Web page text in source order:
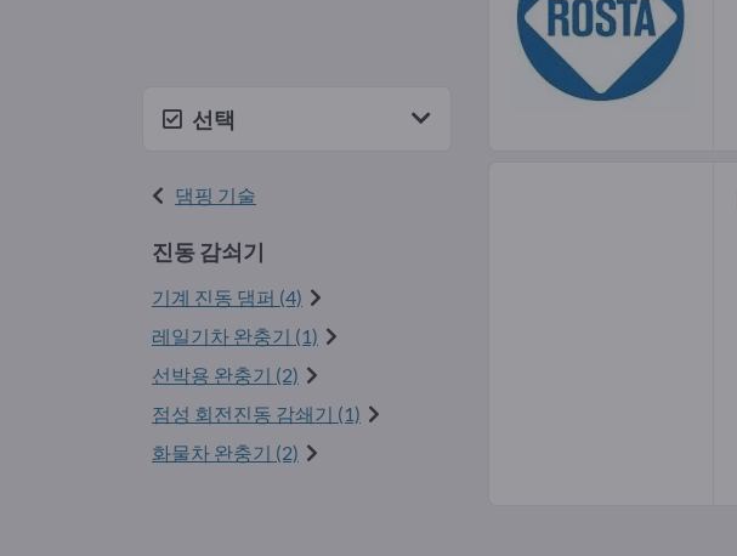
선택
댐핑 기술
진동 감쇠기
기계 진동 댐퍼 (4)
레일기차 완충기 (1)
선박용 완충기 (2)
점성 회전진동 감쇄기 (1)
화물차 완충기 (2)